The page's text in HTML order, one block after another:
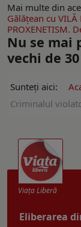
Mai multe din
Gălăţean cu
PROXENETISM.
Nu se mai
vechi de
Sunteți aici:
Criminalul
Viaţa Liberă
Eliberarea